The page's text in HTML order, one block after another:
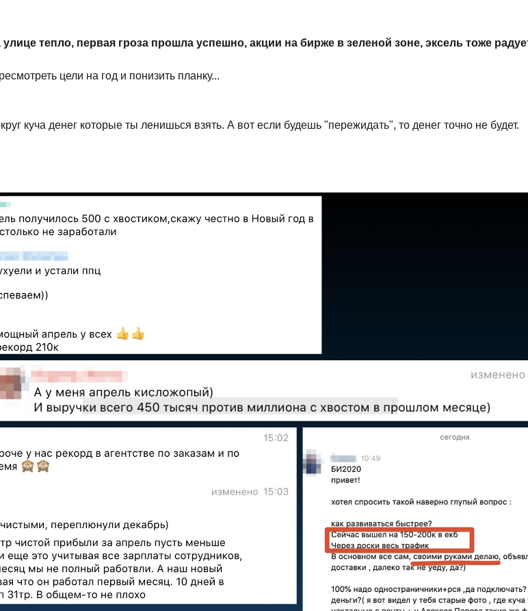
тепло, первая гроза прошла успешно, акции на бирже в зеленой зоне, эксель тоже
цели на год и понизить планку...
куча денег которые ты ленишься взять. А вот если будешь "пережидать", то денег точно не будет.